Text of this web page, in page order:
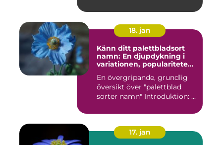
18. jan
Känn ditt palettbladsort
namn: En djupdykning i
variationen, populariteten
En övergripande, grundlig
översikt över "palettblad
sorter namn" Introduktion: ...
17. jan